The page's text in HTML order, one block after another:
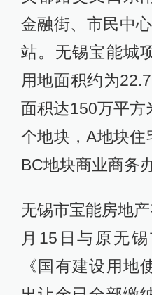
金融街、市民中
站。无锡宝能城
用地面积约为
面积达150万平方
个地块，A地块住
BC地块商业商务
无锡市宝能房地
月15日与原无
《国有建设用地